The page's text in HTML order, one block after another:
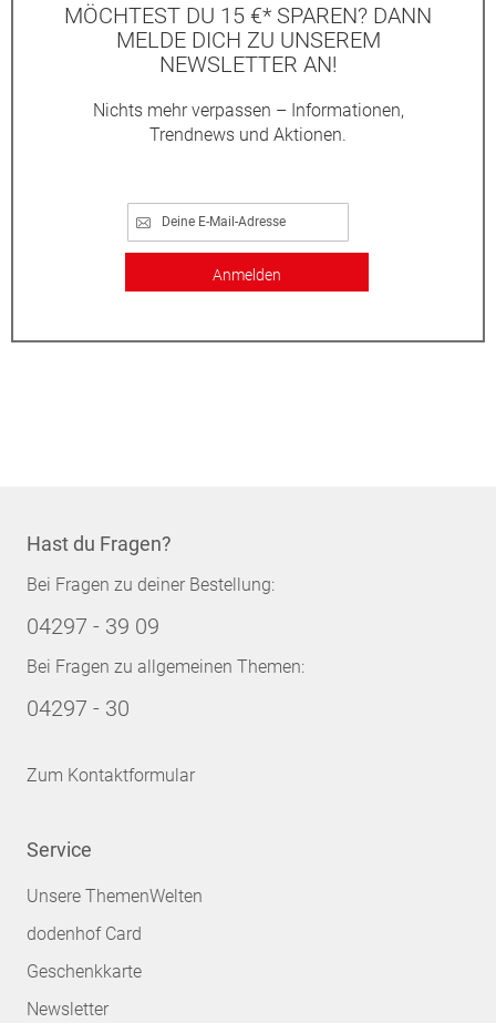
MÖCHTEST DU 15 €* SPAREN? DANN
MELDE DICH ZU UNSEREM
NEWSLETTER AN!
Nichts mehr verpassen – Informationen,
Trendnews und Aktionen.
Anmelden
Hast du Fragen?
Bei Fragen zu deiner Bestellung:
04297 - 39 09
Bei Fragen zu allgemeinen Themen:
04297 - 30
Zum Kontaktformular
Service
Unsere ThemenWelten
dodenhof Card
Geschenkkarte
Newsletter